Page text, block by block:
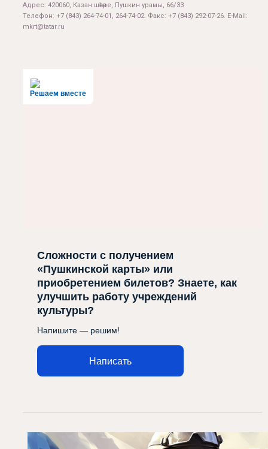
Адрес: 420060, Казан шәһәре, Пушкин урамы, 66/33
Телефон: +7 (843) 264-74-01, 264-74-02. Факс: +7 (843) 292-07-26. E-Mail:
mkrt@tatar.ru
Решаем вместе
Сложности с получением
«Пушкинской карты» или
приобретением билетов? Знаете, как
улучшить работу учреждений
культуры?
Напишите — решим!
Написать